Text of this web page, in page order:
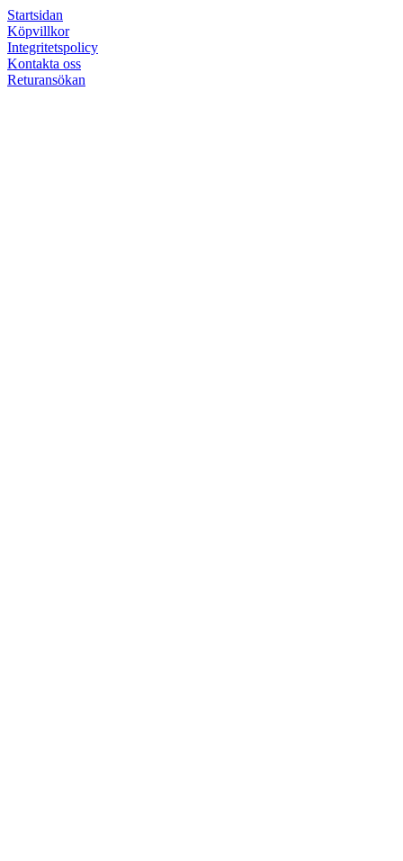
Startsidan
Köpvillkor
Integritetspolicy
Kontakta oss
Returansökan